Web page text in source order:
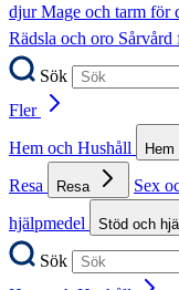
djurMage och tarm för
Rädsla och oro
Sök
Fler
Hem och Hushåll
Hem
Resa
Resa Sex
hjälpmedel
Stöd och
Sök